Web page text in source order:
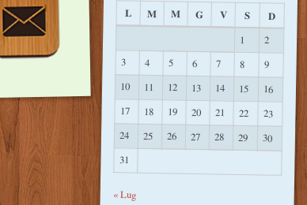
L M M G V S D
1 2
3 4 5 6 7 8 9
10 11 12 13 14 15 16
17 18 19 20 21 22
23
24
25 26 27 28 29 30
31
« Lug